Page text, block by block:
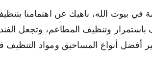
بيوت الله، ناهيك عن اهتمامنا
باستمرار وتنظيف المطاعم، وتجعل
أفضل أنواع المساحيق ومواد